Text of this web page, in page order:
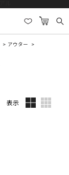
アウター
表示